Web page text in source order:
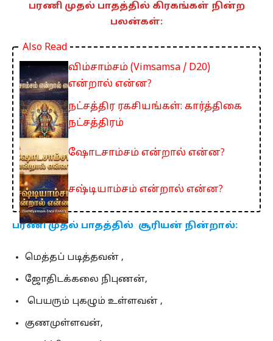
பரணி முதல் பாதத்தில் கிரகங்கள் நின்ற
பலன்கள்:
Also Read
விம்சாம்சம் (Vimsamsa / D20)
என்றால் என்ன?
நட்சத்திர ரகசியங்கள்: கார்த்திகை
நட்சத்திரம்
ஷோடசாம்சம் என்றால் என்ன?
சஷ்டியாம்சம் என்றால் என்ன?
பரணி முதல் பாதத்தில் சூரியன் நின்றால்:
மெத்தப் படித்தவன் ,
ஜோதிடக்கலை நிபுணன்,
பெயரும் புகழும் உள்ளவன் ,
குணமுள்ளவன்,